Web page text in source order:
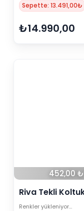
Sepette: 13.491,00₺
₺14.990,00
452,00
Riva Tekli
Renkler yükleniyor…